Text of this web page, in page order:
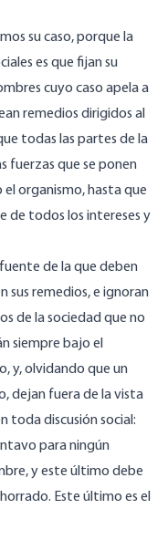
su caso, porque la
es que fijan su
cuyo caso apela a
remedios dirigidos al
todas las partes de la
fuerzas que se ponen
organismo, hasta que
de todos los intereses y
de la que deben
sus remedios, e ignoran
de la sociedad que no
siempre bajo el
y, olvidando que un
dejan fuera de la vista
toda discusión social:
para ningún
y este último debe
Este último es el